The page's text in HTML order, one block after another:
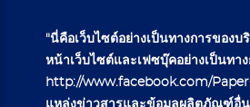
"นี่คือเว็บไซต์อย่างเป็นทางการของ
หน้าเว็บไซต์และเฟซบุ๊คอย่างเป็นทาง
http://www.facebook.com/